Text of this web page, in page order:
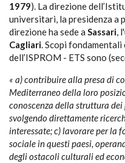
1979). La direzione
universitari, la presidenza a
direzione ha sede a Sassari,
Cagliari.Scopi
dell’ISPROM - ETS sono
« a) contribuire alla presa di
Mediterraneo della loro
conoscenza della struttura
svolgendo direttamente
interessate; c) lavorare per la
sociale in questi paesi,
degli ostacoli culturali ed